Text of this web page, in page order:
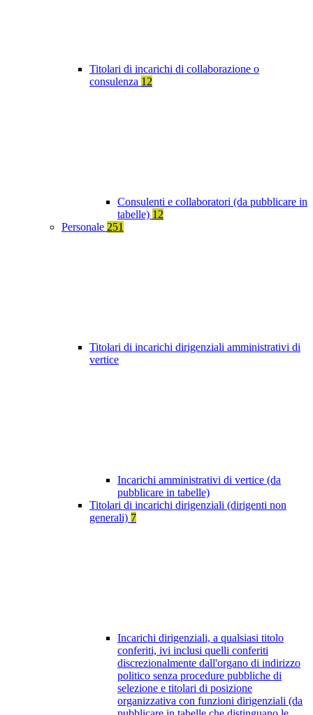
Titolari di incarichi di collaborazione o
consulenza 12
Consulenti e collaboratori (da pubblicare in
tabelle) 12
Personale 251
Titolari di incarichi dirigenziali amministrativi di
vertice
Incarichi amministrativi di vertice (da
pubblicare in tabelle)
Titolari di incarichi dirigenziali (dirigenti non
generali) 7
Incarichi dirigenziali, a qualsiasi titolo
conferiti, ivi inclusi quelli conferiti
discrezionalmente dall'organo di indirizzo
politico senza procedure pubbliche di
selezione e titolari di posizione
organizzativa con funzioni dirigenziali (da